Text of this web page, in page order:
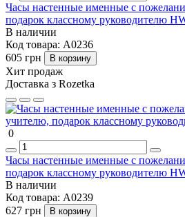
Часы настенные именные с
подарок классному руководителю
В наличии
Код товара: A0236
605 грн
В корзину
Хит продаж
Доставка з Rozetka
0
Часы настенные именные с
подарок классному руководителю
В наличии
Код товара: A0239
627 грн
В корзину